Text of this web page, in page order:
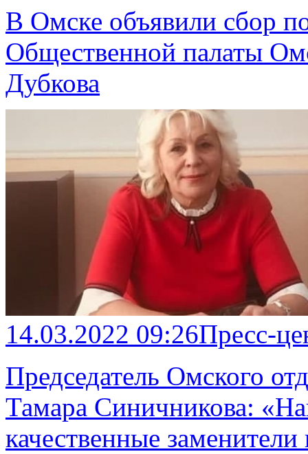
В Омске объявили сбор
Общественной палаты
Дубкова
14.03.2022 09:26Пресс-
Председатель Омского
Тамара Синичникова:
качественные